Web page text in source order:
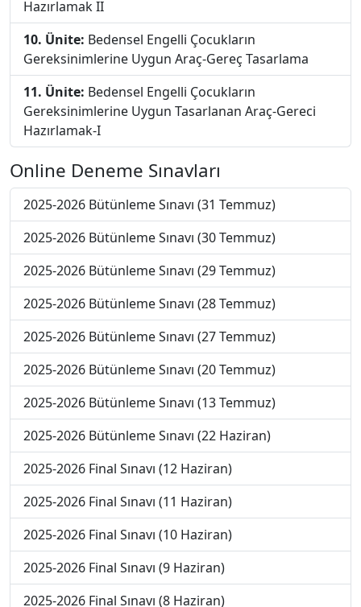
Hazırlamak II
10. Ünite: Bedensel Engelli Çocukların
Gereksinimlerine Uygun Araç-Gereç Tasarlama
11. Ünite: Bedensel Engelli Çocukların
Gereksinimlerine Uygun Tasarlanan Araç-Gereci
Hazırlamak-I
Online Deneme Sınavları
2025-2026 Bütünleme Sınavı (31 Temmuz)
2025-2026 Bütünleme Sınavı (30 Temmuz)
2025-2026 Bütünleme Sınavı (29 Temmuz)
2025-2026 Bütünleme Sınavı (28 Temmuz)
2025-2026 Bütünleme Sınavı (27 Temmuz)
2025-2026 Bütünleme Sınavı (20 Temmuz)
2025-2026 Bütünleme Sınavı (13 Temmuz)
2025-2026 Bütünleme Sınavı (22 Haziran)
2025-2026 Final Sınavı (12 Haziran)
2025-2026 Final Sınavı (11 Haziran)
2025-2026 Final Sınavı (10 Haziran)
2025-2026 Final Sınavı (9 Haziran)
2025-2026 Final Sınavı (8 Haziran)